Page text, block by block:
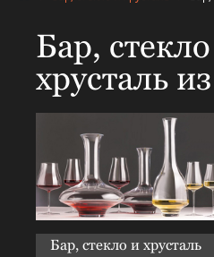
Бар,
хрусталь
Бар, стекло и хрусталь